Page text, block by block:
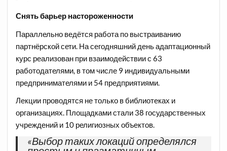
Снять барьер настороженности
Параллельно ведётся работа по выстраиванию
партнёрской сети. На сегодняшний день адаптационный
курс реализован при взаимодействии с 63
работодателями, в том числе 9 индивидуальными
предпринимателями и 54 предприятиями.
Лекции проводятся не только в библиотеках и
организациях. Площадками стали 38 государственных
учреждений и 10 религиозных объектов.
«Выбор таких локаций определялся